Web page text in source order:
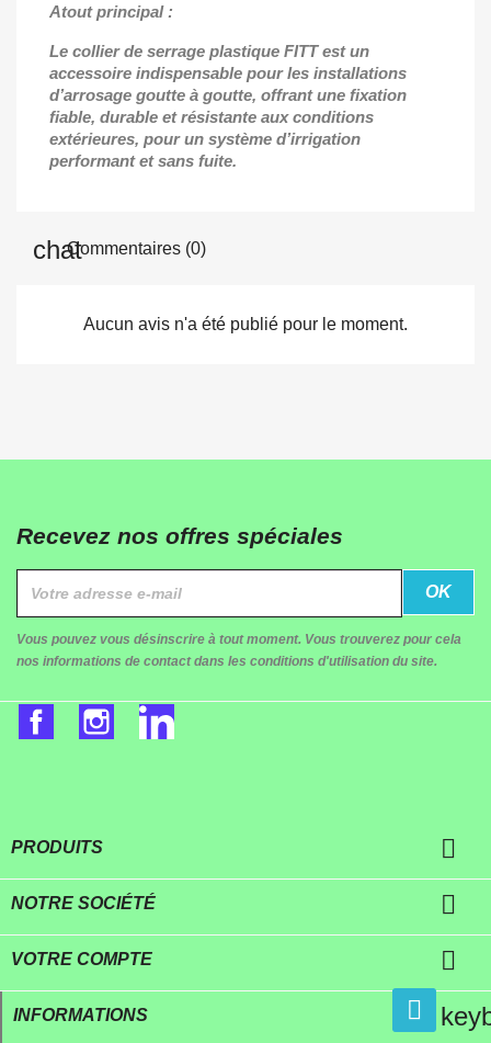
Atout principal :
Le collier de serrage plastique FITT est un
accessoire indispensable pour les installations
d’arrosage goutte à goutte, offrant une fixation
fiable, durable et résistante aux conditions
extérieures, pour un système d’irrigation
performant et sans fuite.
Commentaires (0)
Aucun avis n'a été publié pour le moment.
Recevez nos offres spéciales
Vous pouvez vous désinscrire à tout moment. Vous trouverez pour cela
nos informations de contact dans les conditions d'utilisation du site.
FacebookInstagram
PRODUITS 
NOTRE SOCIÉTÉ 
VOTRE COMPTE 
INFORMATIONS